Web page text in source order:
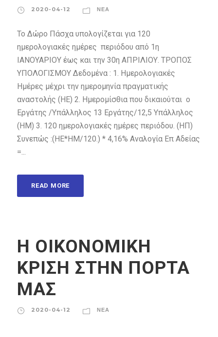
2020-04-12 ΝΈΑ
Το Δώρο Πάσχα υπολογίζεται για 120
ημερολογιακές ημέρες περιόδου από 1η
ΙΑΝΟΥΑΡΙΟΥ έως και την 30η ΑΠΡΙΛΙΟΥ. ΤΡΟΠΟΣ
ΥΠΟΛΟΓΙΣΜΟΥ Δεδομένα : 1. Ημερολογιακές
Ημέρες μέχρι την ημερομηνία πραγματικής
αναστολής (ΗΕ) 2. Ημερομίσθια που δικαιούται ο
Εργάτης /Υπάλληλος 13 Εργάτης/12,5 Υπάλληλος
(ΗΜ) 3. 120 ημερολογιακές ημέρες περιόδου. (ΗΠ)
Συνεπώς :(ΗΕ*ΗΜ/120.) * 4,16% Αναλογία Επ Αδείας
=...
READ MORE
Η ΟΙΚΟΝΟΜΙΚΗ
ΚΡΙΣΗ ΣΤΗΝ ΠΟΡΤΑ
ΜΑΣ
2020-04-12 ΝΈΑ